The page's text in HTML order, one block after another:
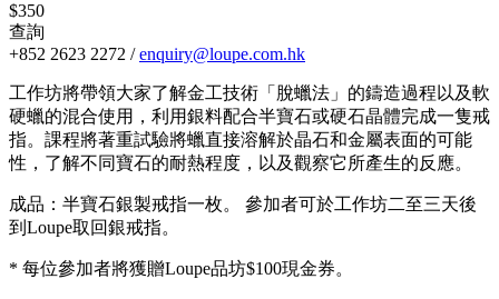
$350
查詢
+852 2623 2272 /enquiry@loupe.com.hk
工作坊將帶領大家了解金工技術「脫蠟法」的鑄造過程以及軟
硬蠟的混合使用，利用銀料配合半寶石或硬石晶體完成一隻戒
指。課程將著重試驗將蠟直接溶解於晶石和金屬表面的可能
性，了解不同寶石的耐熱程度，以及觀察它所產生的反應。
成品：半寶石銀製戒指一枚。 參加者可於工作坊二至三天後
到Loupe取回銀戒指。
* 每位參加者將獲贈Loupe品坊$100現金券。